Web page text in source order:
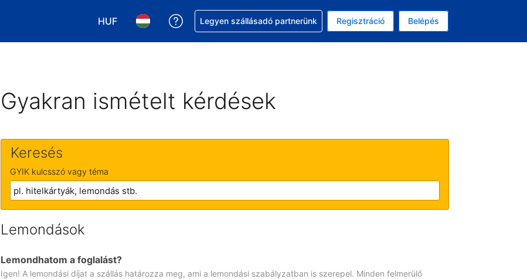
HUF
Válasszon pénznemet. Jelenlegi kiválasztott pénznem: magyar forint
Válasszon nyelvet. Jelenleg kiválasztott nyelv: Magyar
Segítség a foglalással
Legyen szállásadó partnerünk Regisztráció Belépés
Gyakran ismételt kérdések
Keresés
GYIK kulcsszó vagy téma
Lemondások
Lemondhatom a foglalást?
Igen! A lemondási díjat a szállás határozza meg, ami a lemondási szabályzatban is szerepel. Minden felmerülő